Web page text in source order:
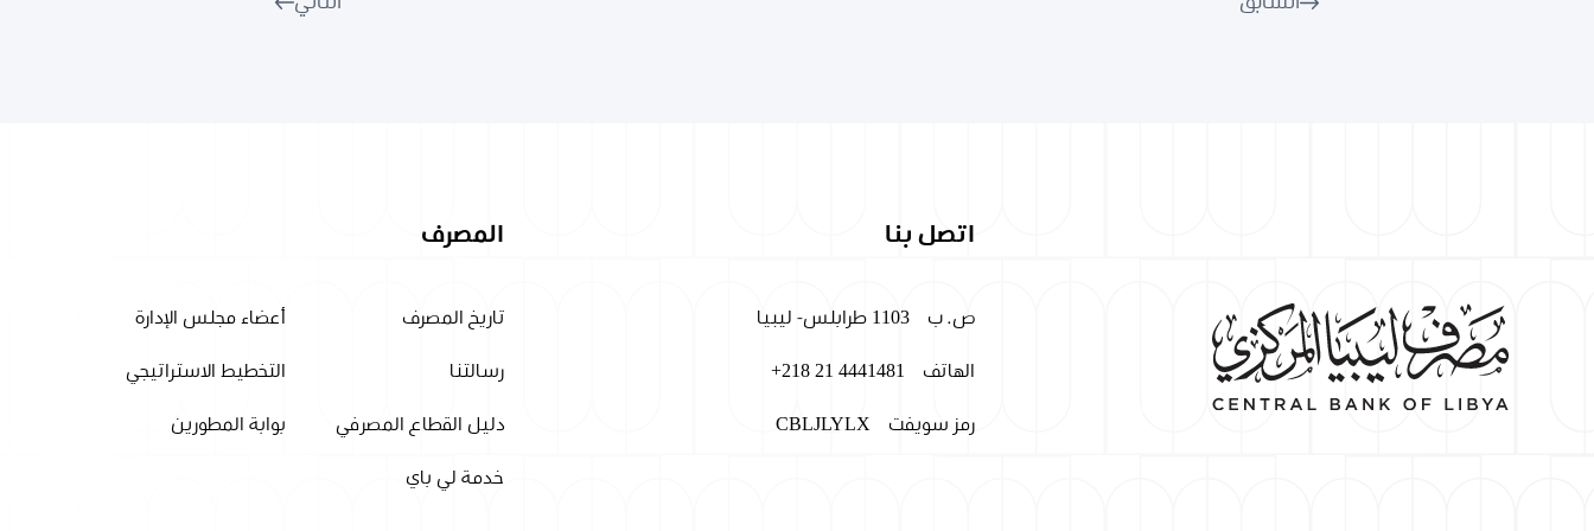
اتصل بنا
ص. ب 1103 طرابلس- ليبيا
الهاتف +218 21 4441481
رمز سويفت CBLJLYLX
المصرف
تاريخ المصرف أعضاء مجلس الإدارة
رسالتنا التخطيط الاستراتيجي
دليل القطاع المصرفي بوابة المطورين
خدمة لي باي